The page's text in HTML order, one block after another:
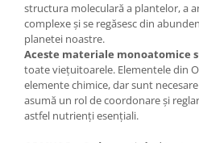
structura moleculară a plantelor, a
complexe și se regăsesc din
planetei noastre.
Aceste materiale monoatomice
toate viețuitoarele. Elementele din
elemente chimice, dar sunt
asumă un rol de coordonare și
astfel nutrienți esențiali.